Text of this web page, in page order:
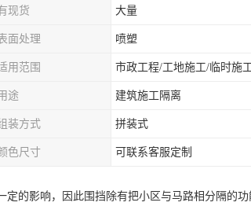
现货 大量
面处理 喷塑
用范围 市政工程/工地施工/临时施
途 建筑施工隔离
装方式 拼装式
色尺寸 可联系客服定制
的影响，因此围挡除有把小区与马路相分隔的